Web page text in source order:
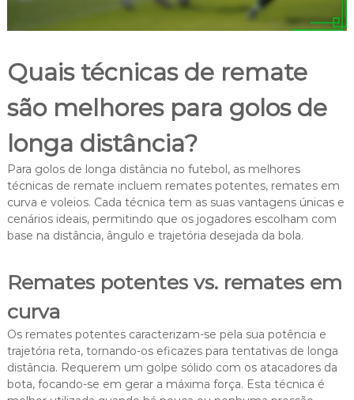
Quais técnicas de remate
são melhores para golos de
longa distância?
Para golos de longa distância no futebol, as melhores
técnicas de remate incluem remates potentes, remates em
curva e voleios. Cada técnica tem as suas vantagens únicas e
cenários ideais, permitindo que os jogadores escolham com
base na distância, ângulo e trajetória desejada da bola.
Remates potentes vs. remates em
curva
Os remates potentes caracterizam-se pela sua potência e
trajetória reta, tornando-os eficazes para tentativas de longa
distância. Requerem um golpe sólido com os atacadores da
bota, focando-se em gerar a máxima força. Esta técnica é